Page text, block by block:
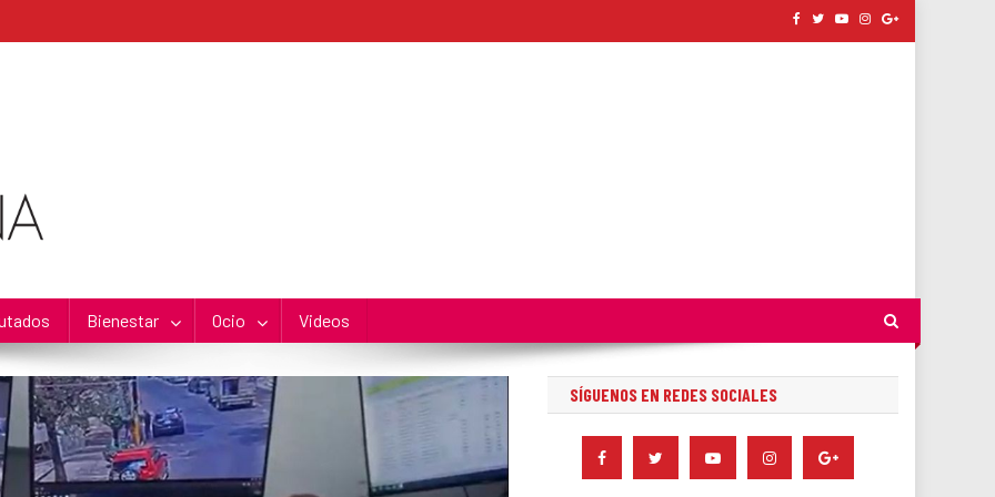
Bienestar Ocio Videos
SÍGUENOS EN REDES SOCIALES